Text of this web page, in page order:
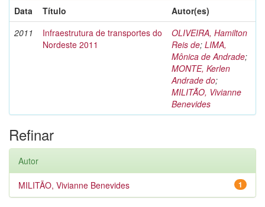
Data
Título
Autor(es)
2011
Infraestrutura de transportes do
Nordeste 2011
OLIVEIRA, Hamilton
Reis de; LIMA,
Mônica de Andrade;
MONTE, Kerlen
Andrade do;
MILITÃO, Vivianne
Benevides
Refinar
Autor
1
MILITÃO, Vivianne Benevides